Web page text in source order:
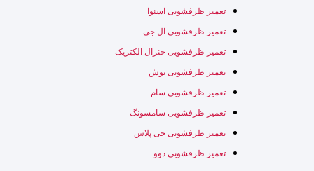
تعمیر ظرفشویی اسنوا
تعمیر ظرفشویی ال جی
تعمیر ظرفشویی جنرال الکتریک
تعمیر ظرفشویی بوش
تعمیر ظرفشویی سام
تعمیر ظرفشویی سامسونگ
تعمیر ظرفشویی جی پلاس
تعمیر ظرفشویی دوو